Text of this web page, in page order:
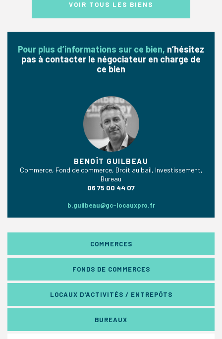
VOIR TOUS LES BIENS
Pour plus d’informations sur ce bien, n’hésitez
pas à contacter le négociateur en charge de
ce bien
BENOÎT GUILBEAU
Commerce, Fond de commerce, Droit au bail, Investissement,
Bureau
06 75 00 44 07
b.guilbeau@gc-locauxpro.fr
COMMERCES
FONDS DE COMMERCES
LOCAUX D'ACTIVITÉS / ENTREPÔTS
BUREAUX